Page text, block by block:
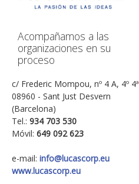
Acompañamos a las
organizaciones en su
proceso
c/ Frederic Mompou, nº 4 A, 4º 4ª
08960 - Sant Just Desvern
(Barcelona)
Tel.: 934 703 530
Móvil: 649 092 623
e-mail: info@lucascorp.eu
www.lucascorp.eu